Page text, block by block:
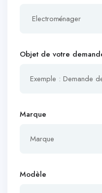
Objet de votre
Marque
Modèle